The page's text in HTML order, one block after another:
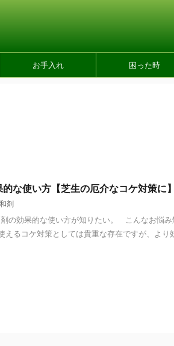
お手入れ 困った時
な使い方【芝生の厄介なコケ対策に】
剤
の効果的な使い方が知りたい。 こんなお悩み
えるコケ対策としては貴重な存在ですが、より